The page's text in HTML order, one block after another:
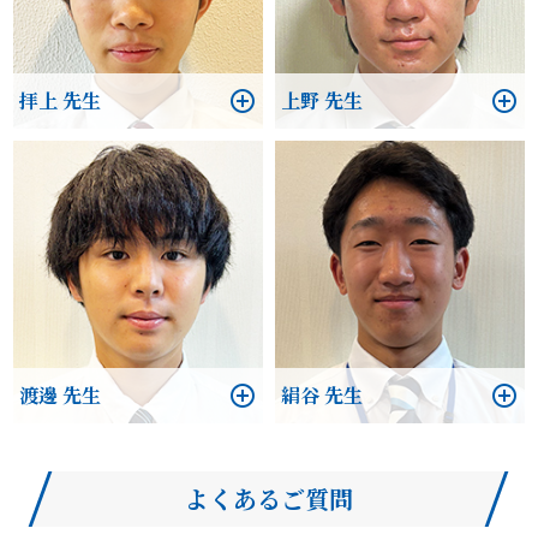
拝上 先生 上野 先生
渡邊 先生 絹谷 先生
よくあるご質問